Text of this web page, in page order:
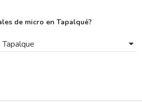
de micro en Tapalqué?